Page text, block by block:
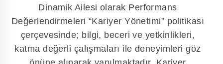
Dinamik Ailesi olarak Performans
Değerlendirmeleri “Kariyer Yönetimi” politikası
çerçevesinde; bilgi, beceri ve yetkinlikleri,
katma değerli çalışmaları ile deneyimleri göz